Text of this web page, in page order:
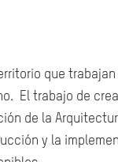
que trabajan
El trabajo de
de la
y la